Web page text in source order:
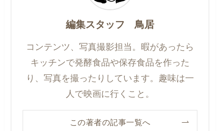
編集スタッフ 鳥居
コンテンツ、写真撮影担当。暇があったら
キッチンで発酵食品や保存食品を作った
り、写真を撮ったりしています。趣味は一
人で映画に行くこと。
この著者の記事一覧へ